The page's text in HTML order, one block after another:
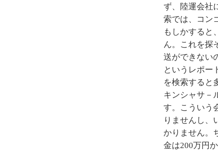
ず、陸運会社
索では、コン
もしかすると
ん。これを探
送ができない
というレポー
を検索すると
キンシャサ－
す。こういう
りませんし、
かりません。
金は200万円